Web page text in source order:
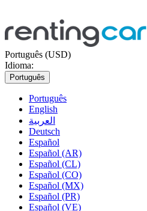
Português (USD)
Idioma:
Português
Português
English
العربية
Deutsch
Español
Español (AR)
Español (CL)
Español (CO)
Español (MX)
Español (PR)
Español (VE)